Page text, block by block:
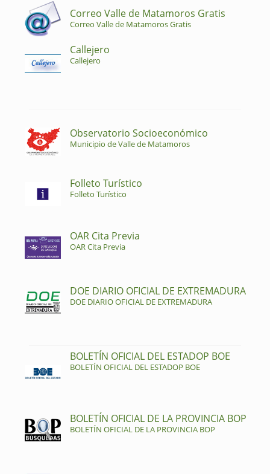
Correo Valle de Matamoros Gratis
Correo Valle de Matamoros Gratis
Callejero
Callejero
Observatorio Socioeconómico
Municipio de Valle de Matamoros
Folleto Turístico
Folleto Turístico
OAR Cita Previa
OAR Cita Previa
DOE DIARIO OFICIAL DE EXTREMADURA
DOE DIARIO OFICIAL DE EXTREMADURA
BOLETÍN OFICIAL DEL ESTADOP BOE
BOLETÍN OFICIAL DEL ESTADOP BOE
BOLETÍN OFICIAL DE LA PROVINCIA BOP
BOLETÍN OFICIAL DE LA PROVINCIA BOP